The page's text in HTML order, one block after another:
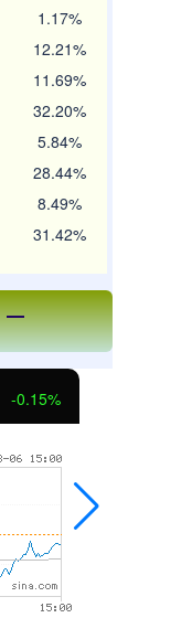
1.17%
12.21%
11.69%
32.20%
5.84%
28.44%
8.49%
31.42%
0.30%